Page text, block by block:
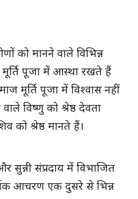
को मानने वाले विभिन्न
मूर्ति पूजा में आस्था रखते हैं
मूर्ति पूजा में विश्वास नहीं
विष्णु को श्रेष्ठ देवता
को श्रेष्ठ मानते हैं।
सुन्नी संप्रदाय में विभाजित
आचरण एक दुसरे से भिन्न